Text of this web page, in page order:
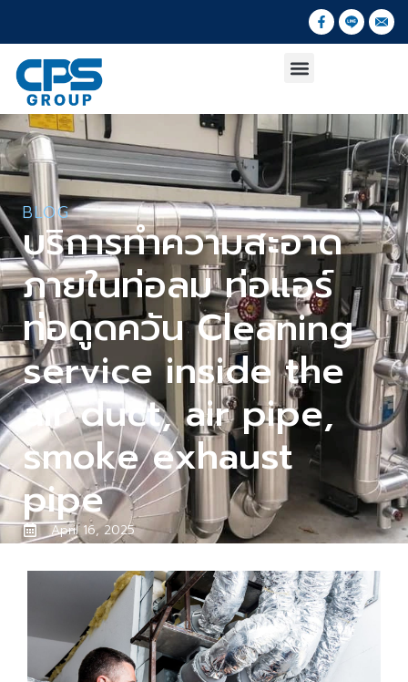
BLOG
บริการทำความสะอาด
ภายในท่อลม ท่อแอร์
ท่อดูดควัน Cleaning
service inside the
air duct, air pipe,
smoke exhaust
pipe
April 16, 2025